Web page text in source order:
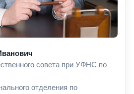
совета при УФНС по
отделения по